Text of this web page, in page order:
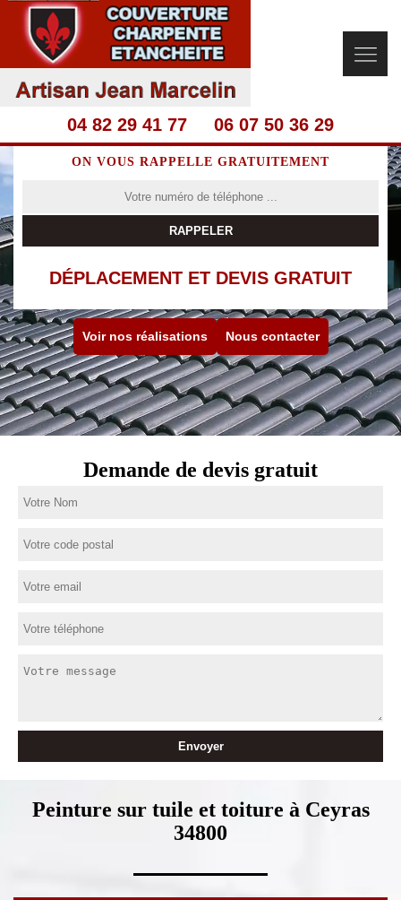
04 82 29 41 77 06 07 50 36 29
ON VOUS RAPPELLE GRATUITEMENT
DÉPLACEMENT ET DEVIS GRATUIT
Voir nos réalisations Nous contacter
Demande de devis gratuit
Peinture sur tuile et toiture à Ceyras
34800